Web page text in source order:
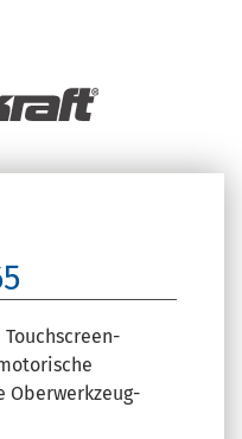
Oberwerkzeug-